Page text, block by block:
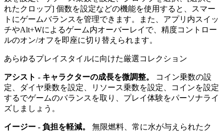
れたクロップ] 個数を設定などの機能を使用すると、スマー
トにゲームバランスを管理できます。また、アプリ内スイッ
チやAlt+Wによるゲーム内オーバーレイで、精度コントロー
ルのオン/オフを即座に切り替えられます。
あらゆるプレイスタイルに向けた厳選コレクション
アシスト - キャラクターの成長を微調整。
コイン乗数の設
定、ダイヤ乗数を設定、リソース乗数を設定、コインを設定
するでゲームのバランスを取り、プレイ体験をパーソナライ
ズしましょう。
イージー - 負担を軽減。
無限燃料、常に水が与えられたク